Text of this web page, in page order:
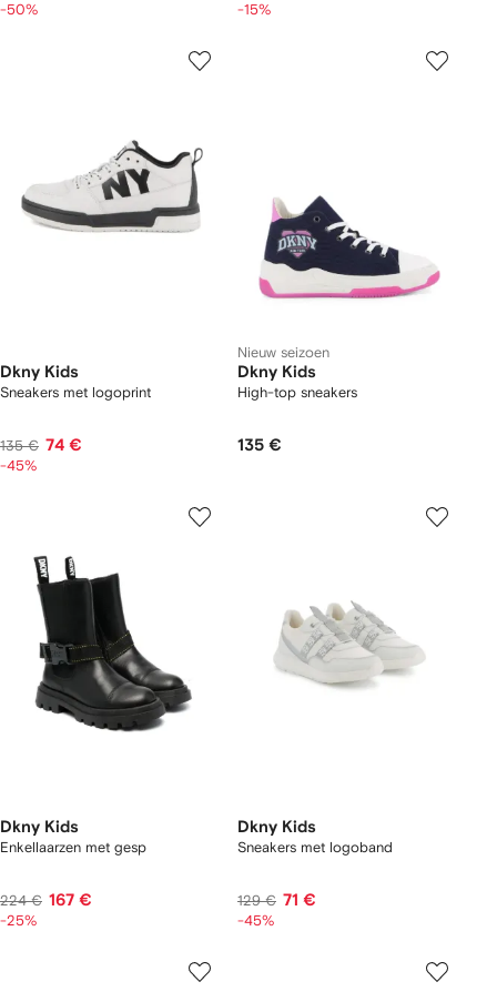
-50% -15%
Dkny Kids
Sneakers met logoprint
135 € 74 €
-45%
Nieuw seizoen
Dkny Kids
High-top sneakers
135 €
Dkny Kids
Enkellaarzen met gesp
224 € 167 €
-25%
Dkny Kids
Sneakers met logoband
129 € 71 €
-45%